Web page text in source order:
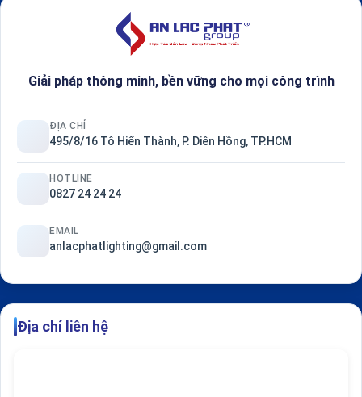
Giải pháp thông minh, bền vững cho mọi công trình
ĐỊA CHỈ
495/8/16 Tô Hiến Thành, P. Diên Hồng, TP.HCM
HOTLINE
0827 24 24 24
EMAIL
anlacphatlighting@gmail.com
Địa chỉ liên hệ